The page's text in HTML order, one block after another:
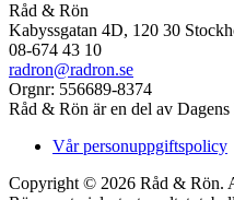
Råd & Rön
Kabyssgatan 4D, 120 30
08-674 43 10
radron@radron.se
Orgnr: 556689-8374
Råd & Rön är en del av Dagens
Vår personuppgiftspolicy
Copyright © 2026 Råd & Rön.